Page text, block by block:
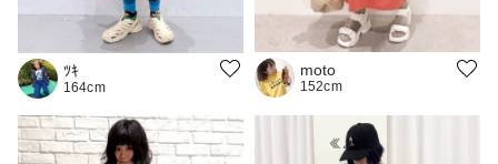
ﾂｷ
164cm
moto
152cm